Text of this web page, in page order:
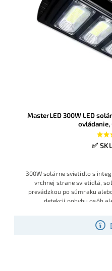
MasterLED 300W LED
ovládanie,
✅
300W solárne svietidlo s
vrchnej strane svietidlá,
prevádzkou po súmraku
detekcií pohybu osôb